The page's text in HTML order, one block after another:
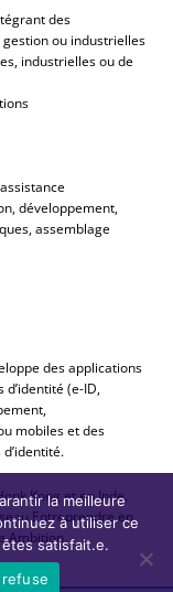
des
gestion ou industrielles
industrielles ou de
développement,
assemblage
des applications
(e-ID,
mobiles et des
Kong et en Inde.
Entreprendre en
Ambition.
la meilleure
à utiliser ce
satisfait.e.